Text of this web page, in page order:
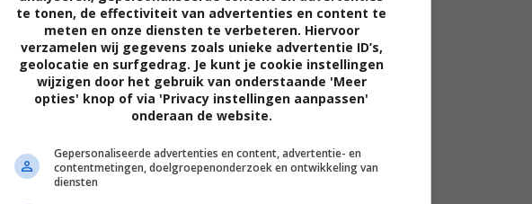
in Chicago aankomen, loopt echter alles mis. Ze
zwarte bende, stelen de auto van een gangster en
huis. Te laat komen ze erachter dat ze het
van de plaatselijke Maffia, aan het leegroven
het huis in de gaten gehouden door de FBI.
dievenvrienden uit handen te blijven van de
totale politiemacht van Chicago.
Brad Mirman
te tonen, de effectiviteit van advertenties en content te
meten en onze diensten te verbeteren. Hiervoor
verzamelen wij gegevens zoals unieke advertentie ID’s,
geolocatie en surfgedrag. Je kunt je cookie instellingen
wijzigen door het gebruik van onderstaande 'Meer
opties' knop of via 'Privacy instellingen aanpassen'
onderaan de website.
Gepersonaliseerde advertenties en content, advertentie- en
contentmetingen, doelgroepenonderzoek en ontwikkeling van
diensten